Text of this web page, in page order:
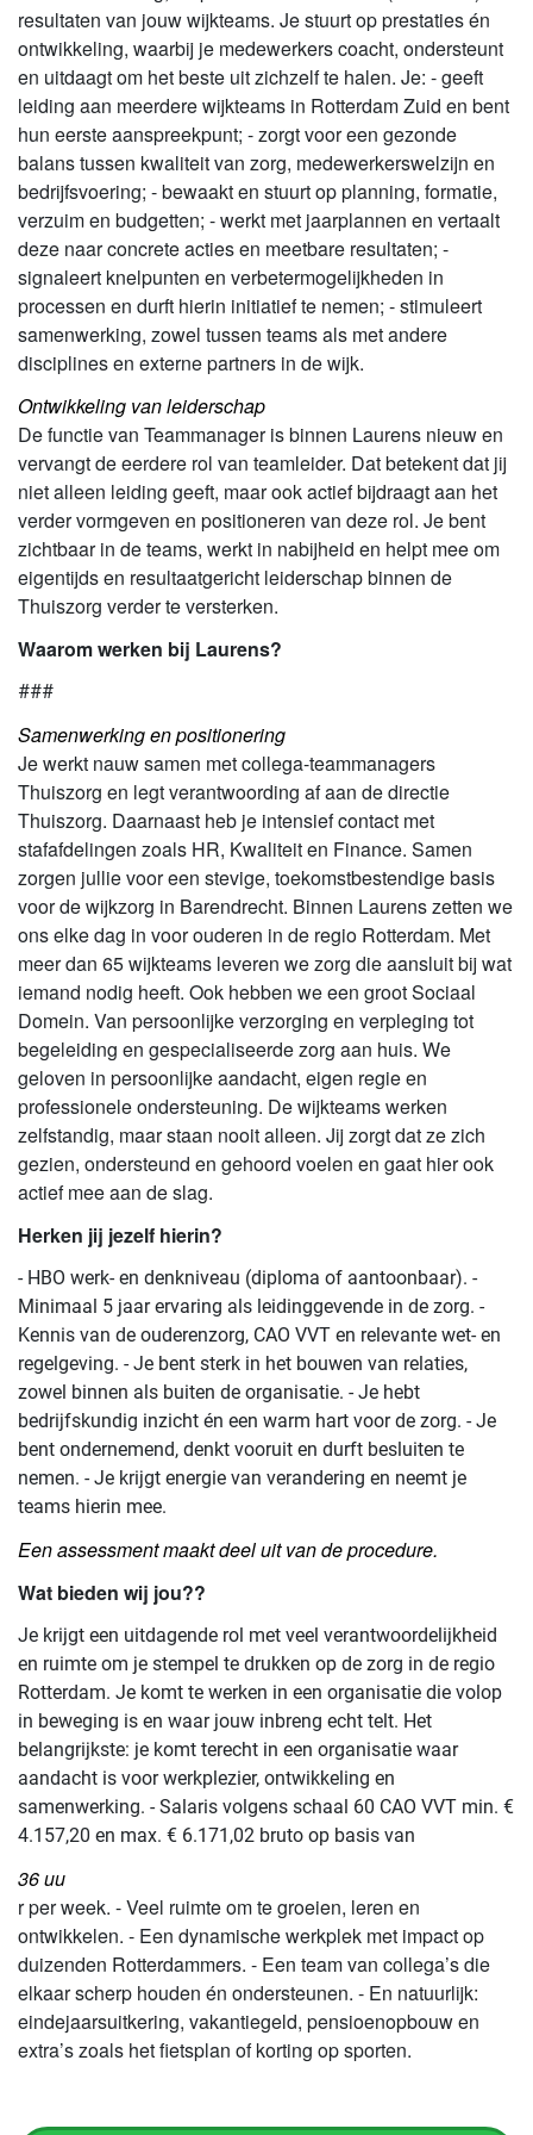
resultaten van jouw wijkteams. Je stuurt op prestaties én
ontwikkeling, waarbij je medewerkers coacht, ondersteunt
en uitdaagt om het beste uit zichzelf te halen. Je: - geeft
leiding aan meerdere wijkteams in Rotterdam Zuid en bent
hun eerste aanspreekpunt; - zorgt voor een gezonde
balans tussen kwaliteit van zorg, medewerkerswelzijn en
bedrijfsvoering; - bewaakt en stuurt op planning, formatie,
verzuim en budgetten; - werkt met jaarplannen en vertaalt
deze naar concrete acties en meetbare resultaten; -
signaleert knelpunten en verbetermogelijkheden in
processen en durft hierin initiatief te nemen; - stimuleert
samenwerking, zowel tussen teams als met andere
disciplines en externe partners in de wijk.
Ontwikkeling van leiderschap
De functie van Teammanager is binnen Laurens nieuw en
vervangt de eerdere rol van teamleider. Dat betekent dat jij
niet alleen leiding geeft, maar ook actief bijdraagt aan het
verder vormgeven en positioneren van deze rol. Je bent
zichtbaar in de teams, werkt in nabijheid en helpt mee om
eigentijds en resultaatgericht leiderschap binnen de
Thuiszorg verder te versterken.
Waarom werken bij Laurens?
###
Samenwerking en positionering
Je werkt nauw samen met collega-teammanagers
Thuiszorg en legt verantwoording af aan de directie
Thuiszorg. Daarnaast heb je intensief contact met
stafafdelingen zoals HR, Kwaliteit en Finance. Samen
zorgen jullie voor een stevige, toekomstbestendige basis
voor de wijkzorg in Barendrecht. Binnen Laurens zetten we
ons elke dag in voor ouderen in de regio Rotterdam. Met
meer dan 65 wijkteams leveren we zorg die aansluit bij wat
iemand nodig heeft. Ook hebben we een groot Sociaal
Domein. Van persoonlijke verzorging en verpleging tot
begeleiding en gespecialiseerde zorg aan huis. We
geloven in persoonlijke aandacht, eigen regie en
professionele ondersteuning. De wijkteams werken
zelfstandig, maar staan nooit alleen. Jij zorgt dat ze zich
gezien, ondersteund en gehoord voelen en gaat hier ook
actief mee aan de slag.
Herken jij jezelf hierin?
- HBO werk- en denkniveau (diploma of aantoonbaar). -
Minimaal 5 jaar ervaring als leidinggevende in de zorg. -
Kennis van de ouderenzorg, CAO VVT en relevante wet- en
regelgeving. - Je bent sterk in het bouwen van relaties,
zowel binnen als buiten de organisatie. - Je hebt
bedrijfskundig inzicht én een warm hart voor de zorg. - Je
bent ondernemend, denkt vooruit en durft besluiten te
nemen. - Je krijgt energie van verandering en neemt je
teams hierin mee.
Een assessment maakt deel uit van de procedure.
Wat bieden wij jou??
Je krijgt een uitdagende rol met veel verantwoordelijkheid
en ruimte om je stempel te drukken op de zorg in de regio
Rotterdam. Je komt te werken in een organisatie die volop
in beweging is en waar jouw inbreng echt telt. Het
belangrijkste: je komt terecht in een organisatie waar
aandacht is voor werkplezier, ontwikkeling en
samenwerking. - Salaris volgens schaal 60 CAO VVT min. €
4.157,20 en max. € 6.171,02 bruto op basis van
36 uu
r per week. - Veel ruimte om te groeien, leren en
ontwikkelen. - Een dynamische werkplek met impact op
duizenden Rotterdammers. - Een team van collega’s die
elkaar scherp houden én ondersteunen. - En natuurlijk:
eindejaarsuitkering, vakantiegeld, pensioenopbouw en
extra’s zoals het fietsplan of korting op sporten.